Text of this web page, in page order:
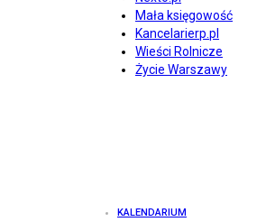
Mała księgowość
Kancelarierp.pl
Wieści Rolnicze
Życie Warszawy
KALENDARIUM